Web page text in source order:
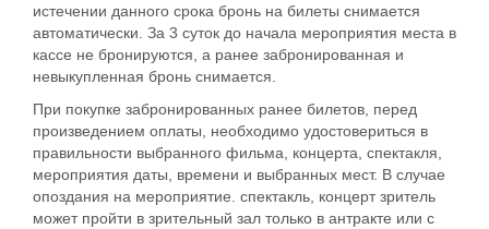
истечении данного срока бронь на билеты снимается
автоматически. За 3 суток до начала мероприятия места в
кассе не бронируются, а ранее забронированная и
невыкупленная бронь снимается.
При покупке забронированных ранее билетов, перед
произведением оплаты, необходимо удостовериться в
правильности выбранного фильма, концерта, спектакля,
мероприятия даты, времени и выбранных мест. В случае
опоздания на мероприятие. спектакль, концерт зритель
может пройти в зрительный зал только в антракте или с